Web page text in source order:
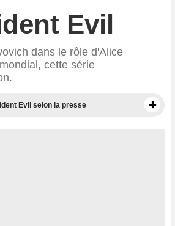
Evil
dans le rôle d'Alice
cette série
Evil selon la presse